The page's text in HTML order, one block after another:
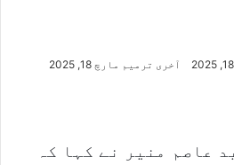
آخری ترمیم مارچ 18, 2025
عاصم منیر نے کہا کہ